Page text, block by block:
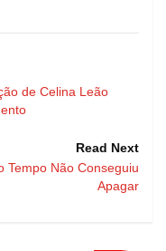
de Celina Leão
Read Next
Tempo Não Conseguiu
Apagar